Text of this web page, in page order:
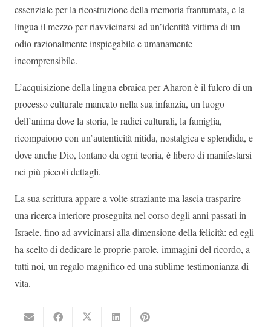
essenziale per la ricostruzione della memoria frantumata, e la
lingua il mezzo per riavvicinarsi ad un’identità vittima di un
odio razionalmente inspiegabile e umanamente
incomprensibile.
L’acquisizione della lingua ebraica per Aharon è il fulcro di un
processo culturale mancato nella sua infanzia, un luogo
dell’anima dove la storia, le radici culturali, la famiglia,
ricompaiono con un’autenticità nitida, nostalgica e splendida, e
dove anche Dio, lontano da ogni teoria, è libero di manifestarsi
nei più piccoli dettagli.
La sua scrittura appare a volte straziante ma lascia trasparire
una ricerca interiore proseguita nel corso degli anni passati in
Israele, fino ad avvicinarsi alla dimensione della felicità: ed egli
ha scelto di dedicare le proprie parole, immagini del ricordo, a
tutti noi, un regalo magnifico ed una sublime testimonianza di
vita.